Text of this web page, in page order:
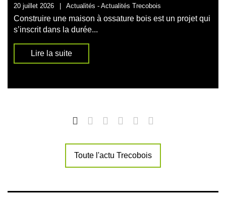
20 juillet 2026 Actualités - Actualités Trecobois
Construire une maison à ossature bois est un projet qui
s’inscrit dans la durée...
Lire la suite
Toute l'actu Trecobois